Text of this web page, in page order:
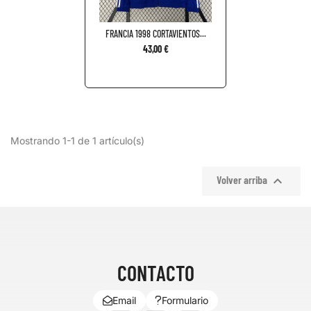
FRANCIA 1998 CORTAVIENTOS...
43,00 €
Mostrando 1-1 de 1 artículo(s)
Volver arriba 
CONTACTO
Email Formulario